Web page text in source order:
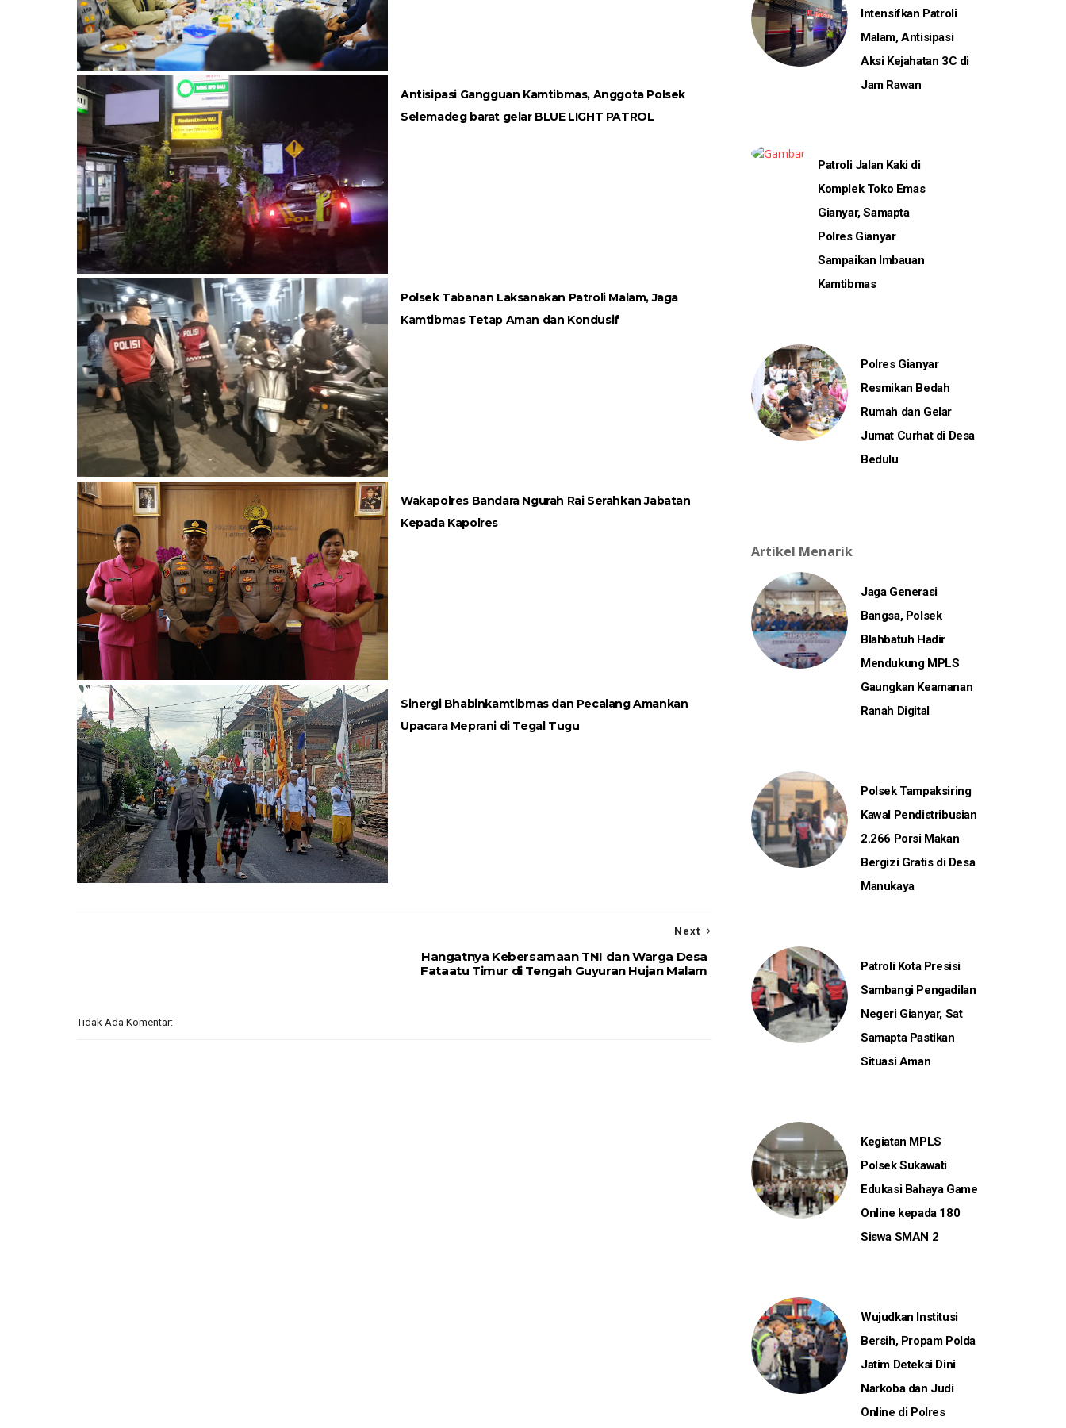
Antisipasi Gangguan Kamtibmas, Anggota Polsek
Selemadeg barat gelar BLUE LIGHT PATROL
Polsek Tabanan Laksanakan Patroli Malam, Jaga
Kamtibmas Tetap Aman dan Kondusif
Wakapolres Bandara Ngurah Rai Serahkan Jabatan
Kepada Kapolres
Sinergi Bhabinkamtibmas dan Pecalang Amankan
Upacara Meprani di Tegal Tugu
Next
Hangatnya Kebersamaan TNI dan Warga Desa
Fataatu Timur di Tengah Guyuran Hujan Malam
Tidak Ada Komentar:
Intensifkan Patroli
Malam, Antisipasi
Aksi Kejahatan 3C di
Jam Rawan
Patroli Jalan Kaki di
Komplek Toko Emas
Gianyar, Samapta
Polres Gianyar
Sampaikan Imbauan
Kamtibmas
Polres Gianyar
Resmikan Bedah
Rumah dan Gelar
Jumat Curhat di Desa
Bedulu
Artikel Menarik
Jaga Generasi
Bangsa, Polsek
Blahbatuh Hadir
Mendukung MPLS
Gaungkan Keamanan
Ranah Digital
Polsek Tampaksiring
Kawal Pendistribusian
2.266 Porsi Makan
Bergizi Gratis di Desa
Manukaya
Patroli Kota Presisi
Sambangi Pengadilan
Negeri Gianyar, Sat
Samapta Pastikan
Situasi Aman
Kegiatan MPLS
Polsek Sukawati
Edukasi Bahaya Game
Online kepada 180
Siswa SMAN 2
Wujudkan Institusi
Bersih, Propam Polda
Jatim Deteksi Dini
Narkoba dan Judi
Online di Polres